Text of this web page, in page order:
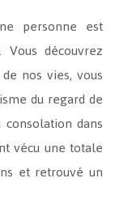
personne est
découvrez
nos vies, vous
du regard de
dans
vécu une totale
et retrouvé un